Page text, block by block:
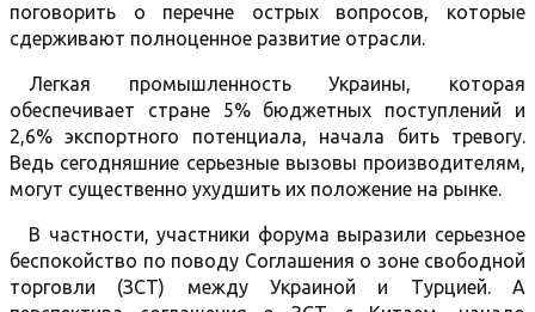
поговорить о перечне острых вопросов, которые
сдерживают полноценное развитие отрасли.
Легкая промышленность Украины, которая
обеспечивает стране 5% бюджетных поступлений и
2,6% экспортного потенциала, начала бить тревогу.
Ведь сегодняшние серьезные вызовы производителям,
могут существенно ухудшить их положение на рынке.
В частности, участники форума выразили серьезное
беспокойство по поводу Соглашения о зоне свободной
торговли (ЗСТ) между Украиной и Турцией. А